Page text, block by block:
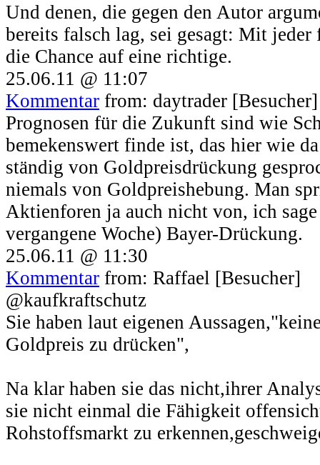
Und denen, die gegen den Autor
bereits falsch lag, sei gesagt: Mit jeder
die Chance auf eine richtige.
25.06.11 @ 11:07
Kommentar from: daytrader [Besucher]
Prognosen für die Zukunft sind wie
bemekenswert finde ist, das hier wie
ständig von Goldpreisdrückung
niemals von Goldpreishebung. Man
Aktienforen ja auch nicht von, ich
vergangene Woche) Bayer-Drückung.
25.06.11 @ 11:30
Kommentar from: Raffael [Besucher]
@kaufkraftschutz
Sie haben laut eigenen
Goldpreis zu drücken",
Na klar haben sie das nicht,ihrer
sie nicht einmal die Fähigkeit
Rohstoffsmarkt zu